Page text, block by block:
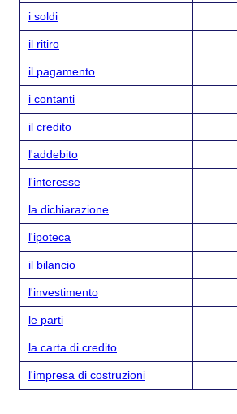
i soldi
il ritiro
il pagamento
i contanti
il credito
l'addebito
l'interesse
la dichiarazione
l'ipoteca
il bilancio
l'investimento
le parti
la carta di credito
l'impresa di costruzioni